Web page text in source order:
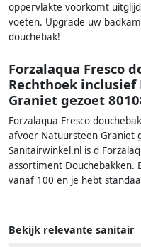
oppervlakte voorkomt
voeten. Upgrade uw
douchebak!
Forzalaqua Fresco
Rechthoek inclusief
Graniet gezoet
Forzalaqua Fresco
afvoer Natuursteen Graniet
Sanitairwinkel.nl is d
assortiment Douchebakken.
vanaf 100 en je hebt
Bekijk relevante sanitair